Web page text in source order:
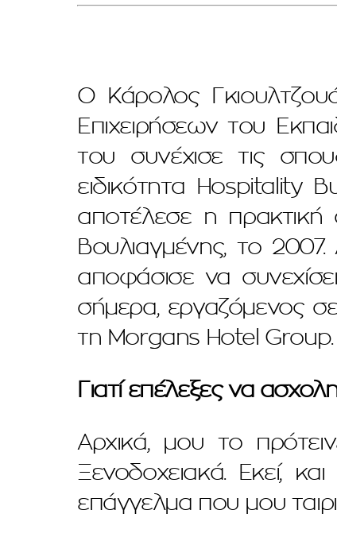
Ο Κάρολος
Επιχειρήσεων του
του συνέχισε τις
ειδικότητα Hospitality
αποτέλεσε η
Βουλιαγμένης, το
αποφάσισε να
σήμερα, εργαζόμενος
τη Morgans Hotel Group.
Γιατί επέλεξες να
Αρχικά, μου το
Ξενοδοχειακά. Εκεί,
επάγγελμα που μου